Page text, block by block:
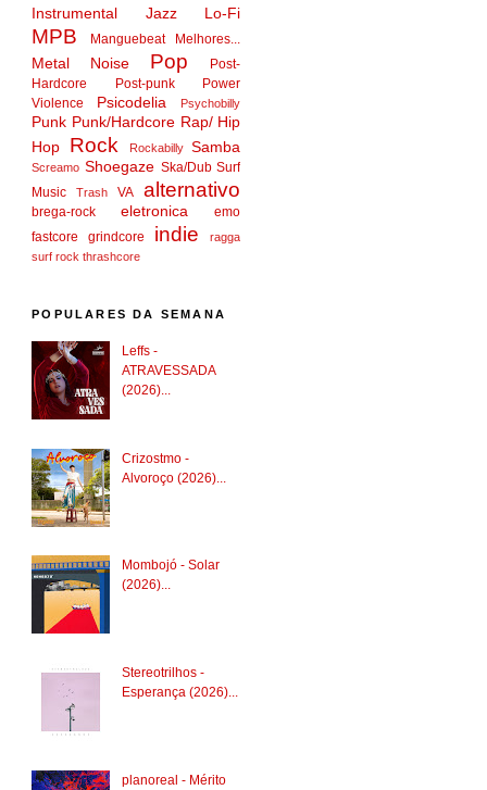
Instrumental Jazz Lo-Fi
MPB Manguebeat Melhores...
Metal Noise Pop
Post-
Hardcore
Post-punk
Power
Violence
Psicodelia Psychobilly
Punk Punk/Hardcore Rap/ Hip
Hop
Rock Rockabilly Samba
Screamo Shoegaze Ska/Dub Surf
Music
Trash VA alternativo
brega-rock eletronica
emo
fastcore
grindcore indie
ragga
surf rock thrashcore
POPULARES DA SEMANA
Leffs -
ATRAVESSADA
(2026)...
Crizostmo -
Alvoroço (2026)...
Mombojó - Solar
(2026)...
Stereotrilhos -
Esperança (2026)...
planoreal - Mérito